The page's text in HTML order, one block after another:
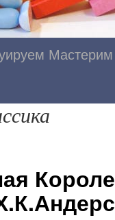
Мастерим